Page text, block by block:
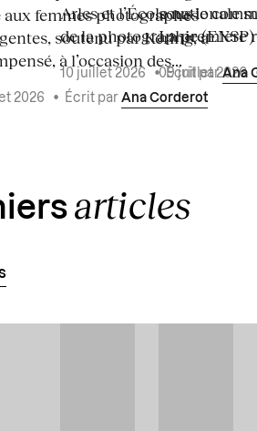
aux femmes photographes
soutenu par Kering, a
à l’occasion des...
2026 • Écrit par Ana Corderot
Arles et l’École nationale
de la photographie (ENSP)
10 juillet 2026 •Écrit parAna
sous le
La première
09 juillet 2026
articles